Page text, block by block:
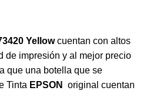
Yellowcuentan con altos
de impresión y al mejor precio
que una botella que se
Tinta EPSON
original cuentan